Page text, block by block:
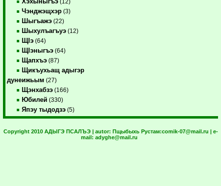
(12)
Чэнджэщхэр (3)
Шыгъажэ (22)
Шыхулъагъуэ (12)
ЩIэ (64)
ЩIэныгъэ (64)
Щапхъэ (87)
Щикъухьащ адыгэр
дунеижьым (27)
Щэнхабзэ (166)
Юбилей (330)
Япэу тыдодзэ (5)
Copyright 2010 АДЫГЭ ПСАЛЪЭ | autor: Пщыбыхь Рустам:comik-07@mail.ru | e-
mail: adyghe@mail.ru